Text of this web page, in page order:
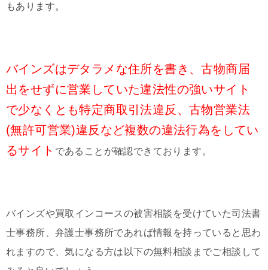
もあります。
バインズはデタラメな住所を書き、古物商届
出をせずに営業していた違法性の強いサイト
で少なくとも特定商取引法違反、古物営業法
(無許可営業)違反など複数の違法行為をしてい
るサイト であることが確認できております。
バインズや買取インコースの被害相談を受けていた司法書
士事務所、弁護士事務所であれば情報を持っていると思わ
れますので、気になる方は以下の無料相談までご相談して